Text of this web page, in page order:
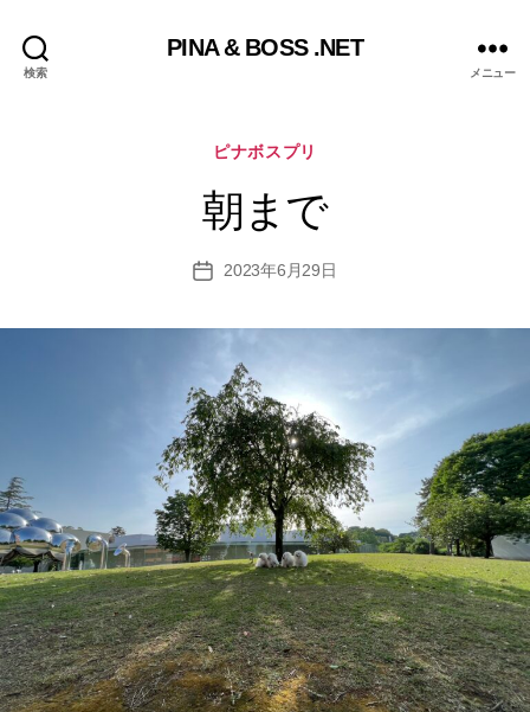
検索
PINA & BOSS .NET
メニュー
カ
ゴ
リ
ピナボスプリ
朝まで
投
2023年6月29日